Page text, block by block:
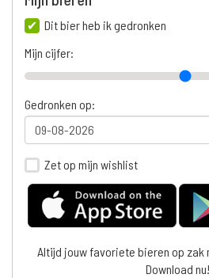
Dit bier heb ik gedronken
Mijn cijfer:
Gedronken op:
Zet op mijn wishlist
Altijd jouw favoriete bieren op zak
Download nu!